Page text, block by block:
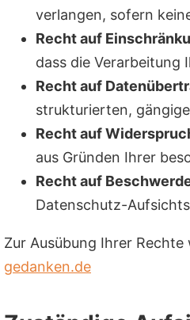
verlangen, sofern
Recht auf
dass die Verarbeitung
Recht auf
strukturierten,
Recht auf
aus Gründen Ihrer
Recht auf
Datenschutz-
Zur Ausübung Ihrer
gedanken.de